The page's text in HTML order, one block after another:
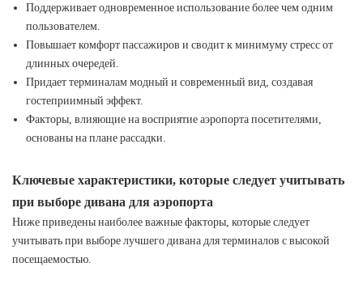
Поддерживает одновременное использование более чем одним
пользователем.
Повышает комфорт пассажиров и сводит к минимуму стресс от
длинных очередей.
Придает терминалам модный и современный вид, создавая
гостеприимный эффект.
Факторы, влияющие на восприятие аэропорта посетителями,
основаны на плане рассадки.
Ключевые характеристики, которые следует учитывать
при выборе дивана для аэропорта
Ниже приведены наиболее важные факторы, которые следует
учитывать при выборе лучшего дивана для терминалов с высокой
посещаемостью.